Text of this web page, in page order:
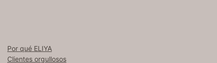
Por qué ELIYA
Clientes orgullosos